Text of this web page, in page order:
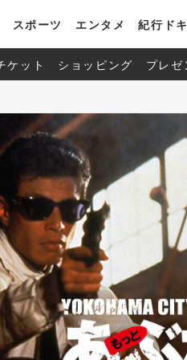
スポーツ エンタメ 紀行ド
ケット ショッピング プレゼ